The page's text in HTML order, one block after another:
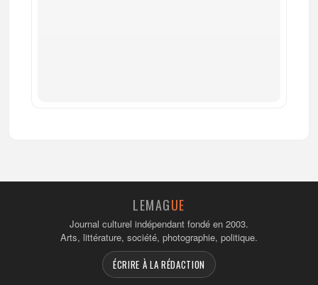
LEMAGUE
Journal culturel indépendant fondé en 2003.
Arts, littérature, société, photographie, politique.
ÉCRIRE À LA RÉDACTION